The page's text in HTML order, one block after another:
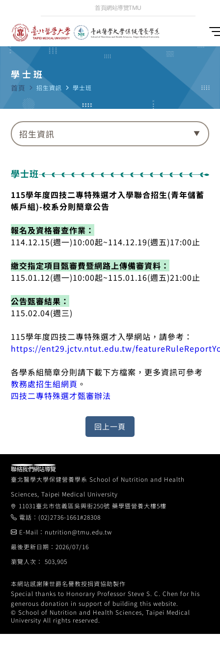
首頁網站導覽TMU
學士班
首頁 navigate_next 招生資訊 navigate_next 學士班
招生資訊
學士班
115學年度四技二專特殊選才入學聯合招生(青年儲蓄
帳戶組)-校系分則簡章公告
報名及資格審查作業：
114.12.15(週一)10:00起~114.12.19(週五)17:00止
繳交指定項目甄審費暨網路上傳備審資料：
115.01.12(週一)10:00起~115.01.16(週五)21:00止
公告甄審結果：
115.02.04(週三)
115學年度四技二專特殊選才入學網站，請參考：
https://ent29.jctv.ntut.edu.tw/
各學系組簡章分則請下載下方檔案，更多資訊可參考
教務處招生組網頁 。
四技二專特殊選才甄審辦法
臺北醫學大學保健營養學系 School of Nutrition and Health
Sciences, Taipei Medical University
11031臺北市信義區吳興街250號 藥學暨營養大樓5樓
電話：(02)2736-1661#28308
瀏覽人次： 503,905
E-Mail：nutrition@tmu.edu.tw
最後更新日期：2026/07/16
聯絡我們網站導覽
本網站感謝陳世爵名譽教授捐資協助製作
Special thanks to Honorary Professor Steve S. C. Chen for his
generous donation in support of building this website.
© School of Nutrition and Health Sciences, Taipei Medical
University All rights reserved.